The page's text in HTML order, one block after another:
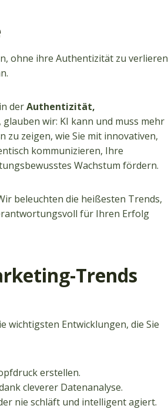
ohne ihre Authentizität zu verlieren
derAuthentizität,
glauben wir: KI kann und muss mehr
zu zeigen, wie Sie mit innovativen,
kommunizieren, Ihre
Wachstum fördern.
beleuchten die heißesten Trends,
für Ihren Erfolg
Trends
wichtigsten Entwicklungen, die Sie
erstellen.
cleverer Datenanalyse.
nie schläft und intelligent agiert.